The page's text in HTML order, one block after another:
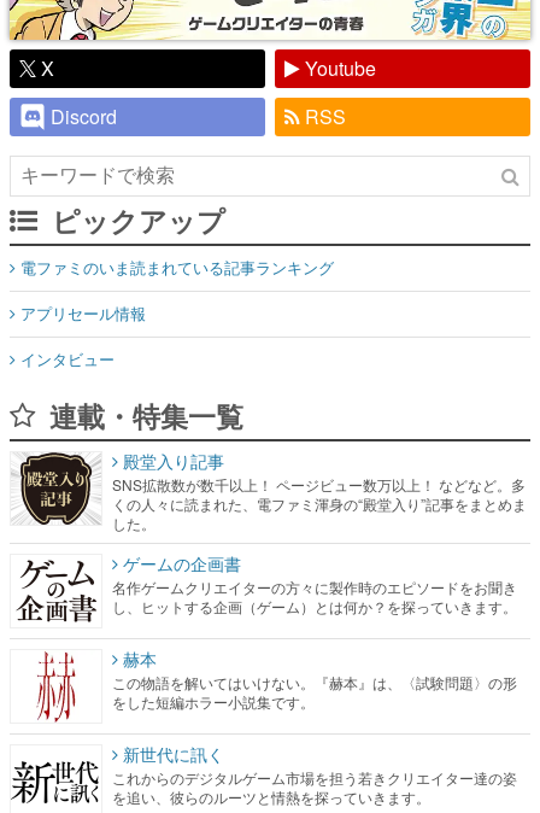
X
Youtube
Discord
RSS
ピックアップ
電ファミのいま読まれている記事ランキング
アプリセール情報
インタビュー
連載・特集一覧
殿堂入り記事
SNS拡散数が数千以上！ ページビュー数万以上！ などなど。多
くの人々に読まれた、電ファミ渾身の“殿堂入り”記事をまとめま
した。
ゲームの企画書
名作ゲームクリエイターの方々に製作時のエピソードをお聞き
し、ヒットする企画（ゲーム）とは何か？を探っていきます。
赫本
この物語を解いてはいけない。『赫本』は、〈試験問題〉の形
をした短編ホラー小説集です。
新世代に訊く
これからのデジタルゲーム市場を担う若きクリエイター達の姿
を追い、彼らのルーツと情熱を探っていきます。